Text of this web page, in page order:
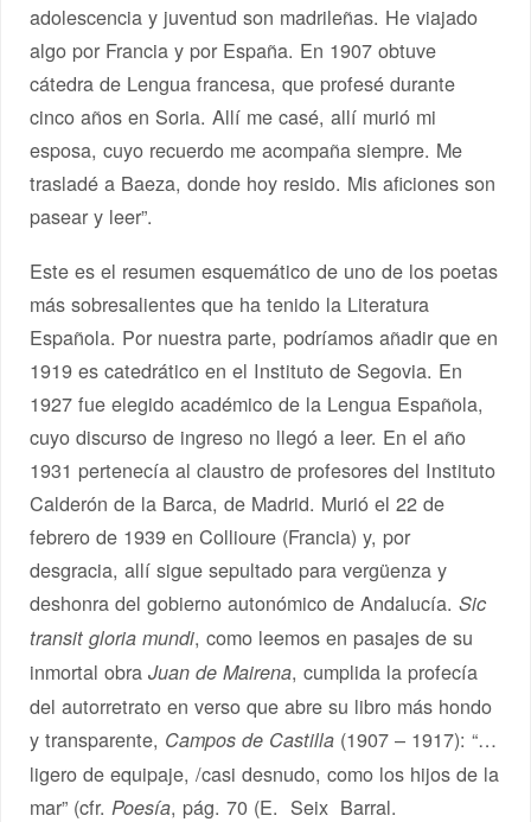
adolescencia y juventud son madrileñas. He viajado
algo por Francia y por España. En 1907 obtuve
cátedra de Lengua francesa, que profesé durante
cinco años en Soria. Allí me casé, allí murió mi
esposa, cuyo recuerdo me acompaña siempre. Me
trasladé a Baeza, donde hoy resido. Mis aficiones son
pasear y leer”.
Este es el resumen esquemático de uno de los poetas
más sobresalientes que ha tenido la Literatura
Española. Por nuestra parte, podríamos añadir que en
1919 es catedrático en el Instituto de Segovia. En
1927 fue elegido académico de la Lengua Española,
cuyo discurso de ingreso no llegó a leer. En el año
1931 pertenecía al claustro de profesores del Instituto
Calderón de la Barca, de Madrid. Murió el 22 de
febrero de 1939 en Collioure (Francia) y, por
desgracia, allí sigue sepultado para vergüenza y
deshonra del gobierno autonómico de Andalucía.Sic
transit gloria mundi, como leemos en pasajes de su
inmortal obraJuan de Mairena, cumplida la profecía
del autorretrato en verso que abre su libro más hondo
y transparente, Campos de Castilla (1907 – 1917): “…
ligero de equipaje, /casi desnudo, como los hijos de la
mar” (cfr.Poesía, pág. 70 (E. Seix Barral.